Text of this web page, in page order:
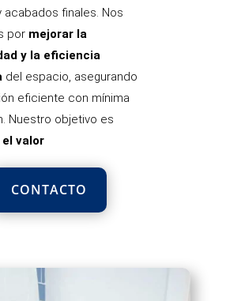
acabados finales. Nos
por mejorar la
y la eficiencia
del espacio, asegurando
eficiente con mínima
Nuestro objetivo es
valor
CONTACTO